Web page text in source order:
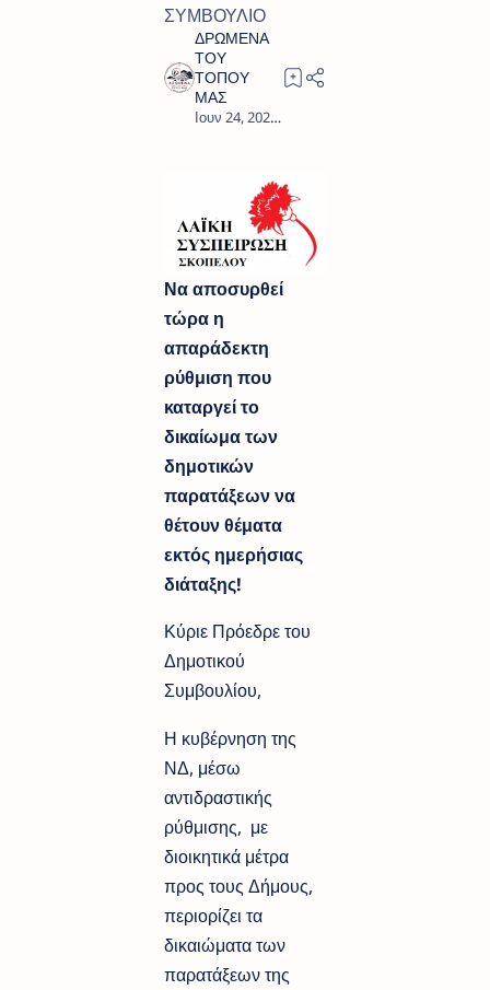
ΣΥΜΒΟΥΛΙΟ
Να αποσυρθεί
τώρα η
απαράδεκτη
ρύθμιση που
καταργεί το
δικαίωμα των
δημοτικών
παρατάξεων να
θέτουν θέματα
εκτός ημερήσιας
διάταξης!
Κύριε Πρόεδρε του
Δημοτικού
Συμβουλίου,
Η κυβέρνηση της
ΝΔ, μέσω
αντιδραστικής
ρύθμισης, με
διοικητικά μέτρα
προς τους Δήμους,
περιορίζει τα
δικαιώματα των
παρατάξεων της